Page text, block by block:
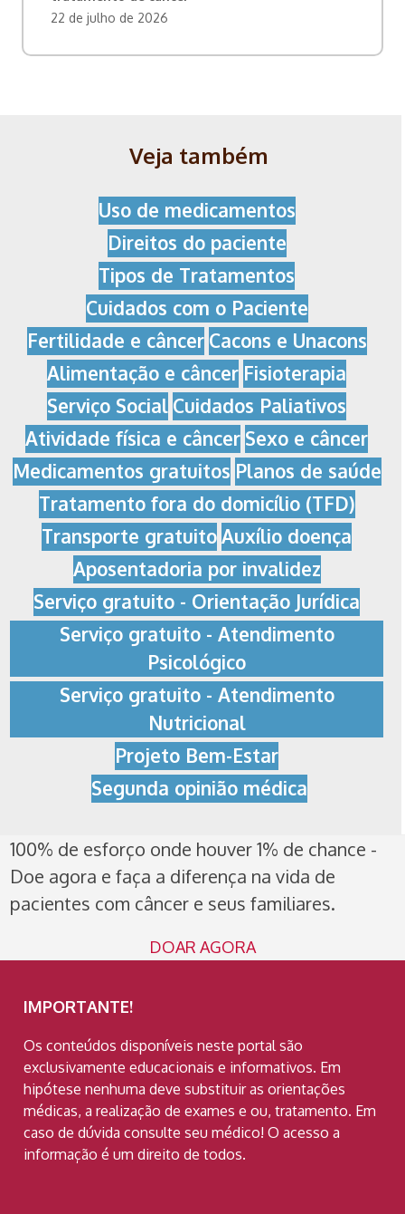
22 de julho de 2026
Veja também
Uso de medicamentos
Direitos do paciente
Tipos de Tratamentos
Cuidados com o Paciente
Fertilidade e câncer Cacons e Unacons
Alimentação e câncer Fisioterapia
Serviço Social Cuidados Paliativos
Atividade física e câncer Sexo e câncer
Medicamentos gratuitos Planos de saúde
Tratamento fora do domicílio (TFD)
Transporte gratuito Auxílio doença
Aposentadoria por invalidez
Serviço gratuito - Orientação Jurídica
Serviço gratuito - Atendimento
Psicológico
Serviço gratuito - Atendimento
Nutricional
Projeto Bem-Estar
Segunda opinião médica
100% de esforço onde houver 1% de chance -
Doe agora e faça a diferença na vida de
pacientes com câncer e seus familiares.
DOAR AGORA
IMPORTANTE!
Os conteúdos disponíveis neste portal são
exclusivamente educacionais e informativos. Em
hipótese nenhuma deve substituir as orientações
médicas, a realização de exames e ou, tratamento. Em
caso de dúvida consulte seu médico! O acesso a
informação é um direito de todos.